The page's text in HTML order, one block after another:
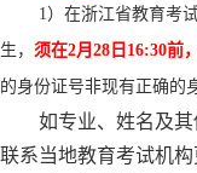
1）在浙江省教育考
生， 须在2月28日16:30前
的身份证号非现有正确的
如专业、姓名及
联系当地教育考试机构